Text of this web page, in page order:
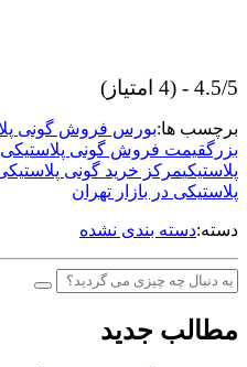
4.5/5 - (4 امتیاز)
برچسب ها:بورس فروش گونی
بزرگقیمت فروش گونی پلاستیکی
پلاستیکیمرکز خرید گونی پلاستیکی
پلاستیکی در بازار تهران
دسته:دسته بندی نشده
مطالب جدید